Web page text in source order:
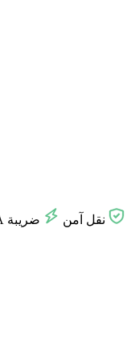
نقل آمن ضريبة EA مغطاة